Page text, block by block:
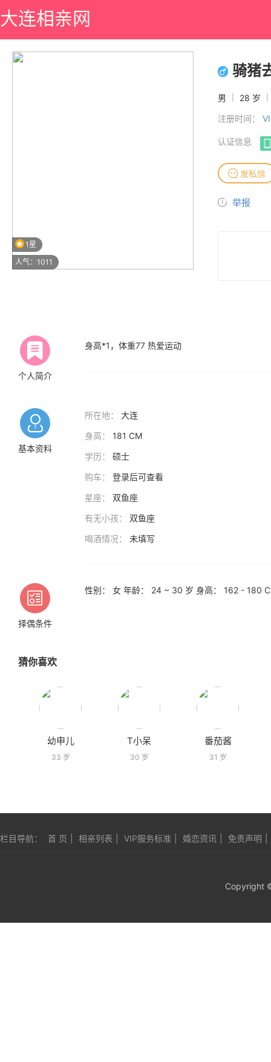
大连相亲网
1星
人气：1011
骑猪
男 28 岁
注册时间：
认证信息
发私信
举报
个人简介
身高*1，体重77 热爱运动
基本资料
所在地：
大连
身高：
181 CM
学历：
硕士
购车：
登录后可查看
星座：
双鱼座
有无小孩：
双鱼座
喝酒情况：
未填写
择偶条件
性别： 女 年龄： 24 ~ 30 岁 身高： 162 - 180
猜你喜欢
幼申儿
33 岁
T小呆
30 岁
番茄酱
31 岁
栏目导航： 首 页 相亲列表 VIP服务标准 婚恋资讯 免责声明
Copyright